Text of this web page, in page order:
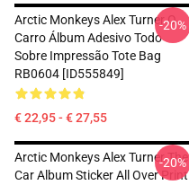
Arctic Monkeys Alex Turner O
Carro Álbum Adesivo Todo
Sobre Impressão Tote Bag
RB0604 [ID555849]
€ 22,95 - € 27,55
-20%
Arctic Monkeys Alex Turner The
Car Album Sticker All Over Print
-20%